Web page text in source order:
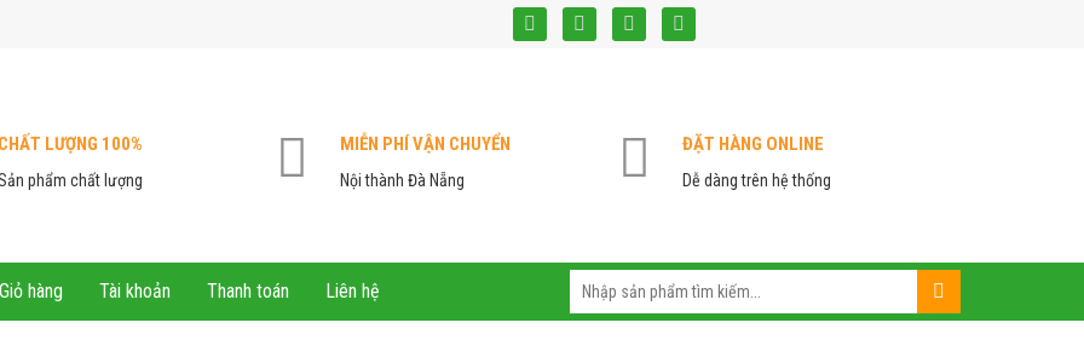
LƯỢNG 100%
phẩm chất lượng
MIỄN PHÍ VẬN CHUYỂN
Nội thành Đà Nẵng
ĐẶT HÀNG ONLINE
Dễ dàng trên hệ thống
Giỏ hàng Tài khoản Thanh toán Liên hệ